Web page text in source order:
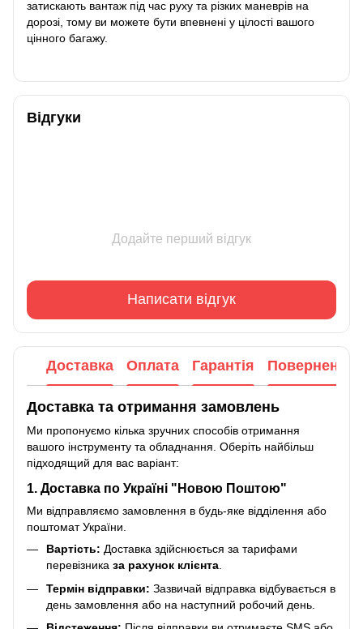
затискають вантаж під час руху та різких маневрів на
дорозі, тому ви можете бути впевнені у цілості вашого
цінного багажу.
Відгуки
Додайте перший відгук
Написати відгук
Доставка Оплата Гарантія Повернення
Доставка та отримання замовлень
Ми пропонуємо кілька зручних способів отримання
вашого інструменту та обладнання. Оберіть найбільш
підходящий для вас варіант:
1. Доставка по Україні "Новою Поштою"
Ми відправляємо замовлення в будь-яке відділення або
поштомат України.
Вартість: Доставка здійснюється за тарифами
перевізника за рахунок клієнта
Термін відправки: Зазвичай відправка відбувається в
день замовлення або на наступний робочий день.